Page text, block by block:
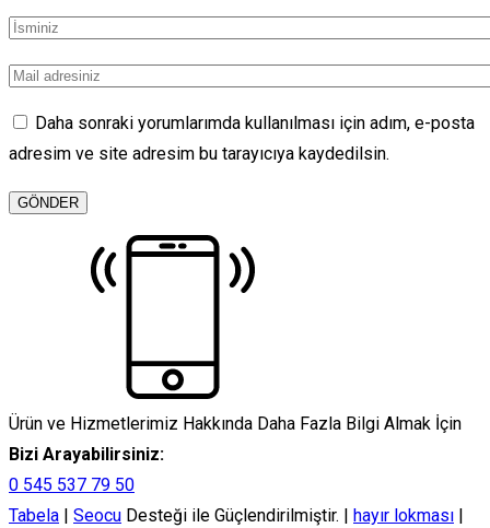
Daha sonraki yorumlarımda kullanılması için adım, e-posta
adresim ve site adresim bu tarayıcıya kaydedilsin.
Ürün ve Hizmetlerimiz Hakkında Daha Fazla Bilgi Almak İçin
Bizi Arayabilirsiniz:
0 545 537 79 50
Tabela
Seocu Desteği ile Güçlendirilmiştir. | hayır lokması